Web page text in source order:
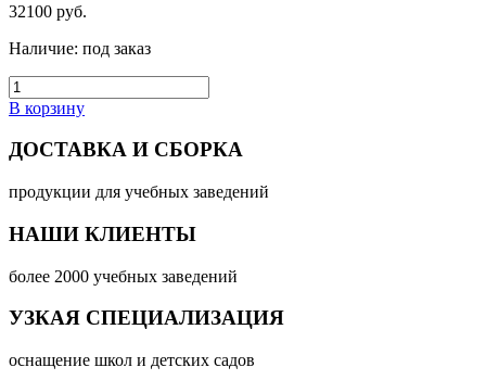
32100 руб.
Наличие: под заказ
В корзину
ДОСТАВКА И СБОРКА
продукции для учебных заведений
НАШИ КЛИЕНТЫ
более 2000 учебных заведений
УЗКАЯ СПЕЦИАЛИЗАЦИЯ
оснащение школ и детских садов